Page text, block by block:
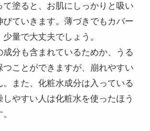
て塗ると、お肌にしっかりと吸い
びていきます。薄づきでもカバー
量で大丈夫でしょう。
成分も含まれているためか、うる
つことができますが、崩れやすい
。また、化粧水成分は入っている
しやすい人は化粧水を使ったほう